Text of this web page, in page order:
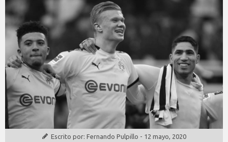
Escrito por: Fernando Pulpillo - 12 mayo, 2020